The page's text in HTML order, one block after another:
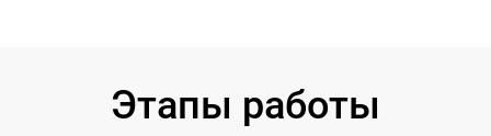
Этапы работы